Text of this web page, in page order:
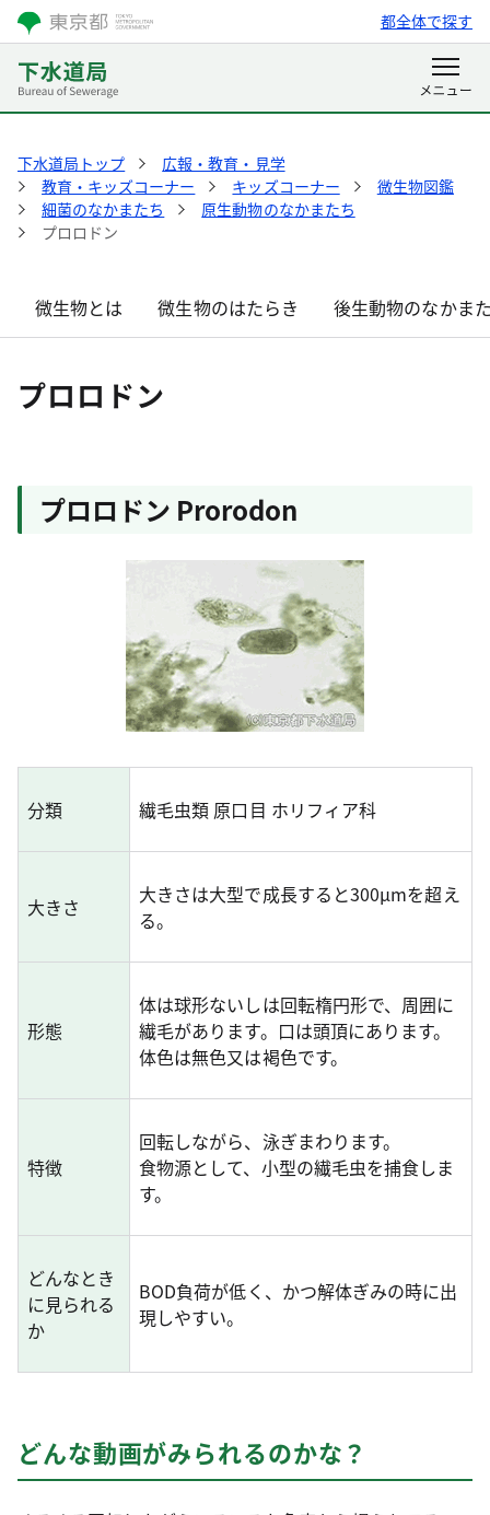
都全体で探す
下水道局トップ
広報・教育・見学
教育・キッズコーナー
キッズコーナー
微生物図鑑
細菌のなかまたち
原生動物のなかまたち
プロロドン
微生物とは 微生物のはたらき 後生動物のなかま
プロロドン
プロロドン Prorodon
分類 繊毛虫類 原口目 ホリフィア科
大きさ
大きさは大型で成長すると300μmを超え
る。
形態
体は球形ないしは回転楕円形で、周囲に
繊毛があります。口は頭頂にあります。
体色は無色又は褐色です。
特徴
回転しながら、泳ぎまわります。
食物源として、小型の繊毛虫を捕食しま
す。
どんなとき
に見られる
か
BOD負荷が低く、かつ解体ぎみの時に出
現しやすい。
どんな動画がみられるのかな？